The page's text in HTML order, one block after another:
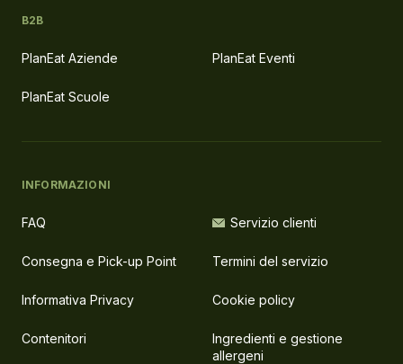
B2B
PlanEat Aziende PlanEat Eventi
PlanEat Scuole
INFORMAZIONI
FAQ Servizio clienti
Consegna e Pick-up Point Termini del servizio
Informativa Privacy Cookie policy
Contenitori
Ingredienti e gestione
allergeni